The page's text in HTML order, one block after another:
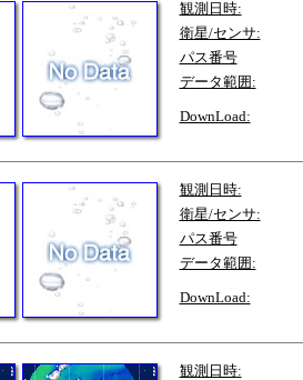
観測日時:
衛星/センサ:
パス番号
データ範囲:
DownLoad:
観測日時:
衛星/センサ:
パス番号
データ範囲:
DownLoad:
観測日時: